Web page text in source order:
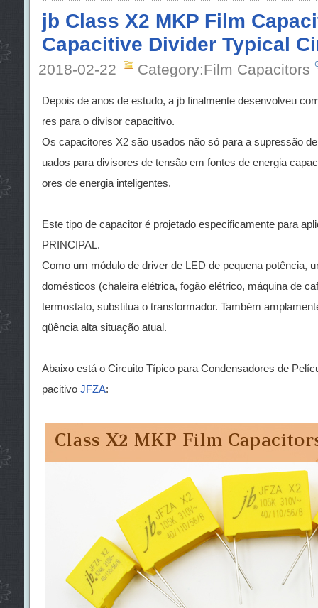
jb Class X2 MKP Film
Capacitive Divider Typical
2018-02-22 Category:Film Capacitors
Depois de anos de estudo, a jb finalmente desenvolveu
res para o divisor capacitivo.
Os capacitores X2 são usados não só para a supressão
uados para divisores de tensão em fontes de energia
ores de energia inteligentes.
Este tipo de capacitor é projetado especificamente para
PRINCIPAL.
Como um módulo de driver de LED de pequena potência,
domésticos (chaleira elétrica, fogão elétrico, máquina de
termostato, substitua o transformador. Também
qüência alta situação atual.
Abaixo está o Circuito Típico para Condensadores de
pacitivo JFZA: